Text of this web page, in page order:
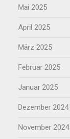
Mai 2025
April 2025
März 2025
Februar 2025
Januar 2025
Dezember 2024
November 2024